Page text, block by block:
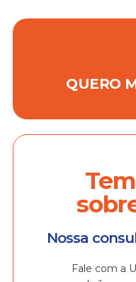
QUERO
Nossa
Fale com a